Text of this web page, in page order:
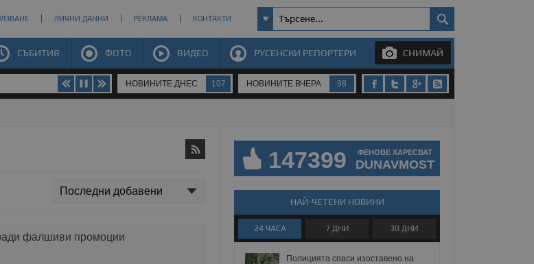
ЛИЧНИ ДАННИ РЕКЛАМА КОНТАКТИ
СЪБИТИЯ ФОТО ВИДЕО РУСЕНСКИ РЕПОРТЕРИ СНИМАЙ
НОВИНИТЕ ДНЕС 107 НОВИНИТЕ ВЧЕРА 98
фалшиви промоции
147399 ФЕНОВЕ ХАРЕСВАТ
DUNAVMOST
НАЙ-ЧЕТЕНИ НОВИНИ
24 ЧАСА 7 ДНИ 30 ДНИ
Полицията спаси изоставено на